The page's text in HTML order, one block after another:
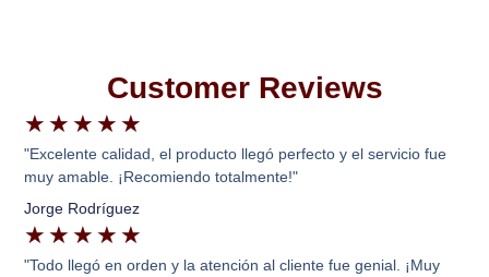
Customer Reviews
★ ★ ★ ★ ★
"Excelente calidad, el producto llegó perfecto y el servicio fue
muy amable. ¡Recomiendo totalmente!"
Jorge Rodríguez
★ ★ ★ ★ ★
"Todo llegó en orden y la atención al cliente fue genial. ¡Muy